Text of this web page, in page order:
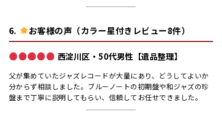
6. お客様の声（カラー星付きレビュー8件）
西淀川区・50代男性【遺品整理】
父が集めていたジャズレコードが大量にあり、どうしてよいか
分からず相談しました。ブルーノートの初期盤や和ジャズの珍
盤まで丁寧に説明してもらい、信頼してお任せできました。